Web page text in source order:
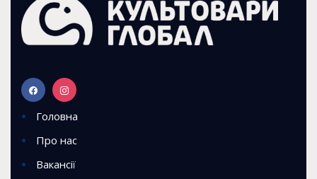
Головна
Про нас
Вакансії